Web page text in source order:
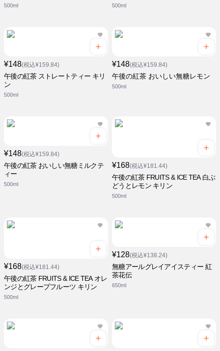
500ml 500ml
¥148(税込¥159.84)
午後の紅茶 ストレートティー キリ
ン
500ml
¥148(税込¥159.84)
午後の紅茶 おいしい無糖レモン
500ml
¥148(税込¥159.84)
午後の紅茶 おいしい無糖ミルクテ
ィー
500ml
¥168(税込¥181.44)
午後の紅茶 FRUITS & ICE TEA 白ぶ
どうとレモン キリン
500ml
¥168(税込¥181.44)
午後の紅茶 FRUITS & ICE TEA オレ
ンジとグレープフルーツ キリン
500ml
¥128(税込¥138.24)
無糖アールグレイアイスティー 紅
茶花伝
650ml